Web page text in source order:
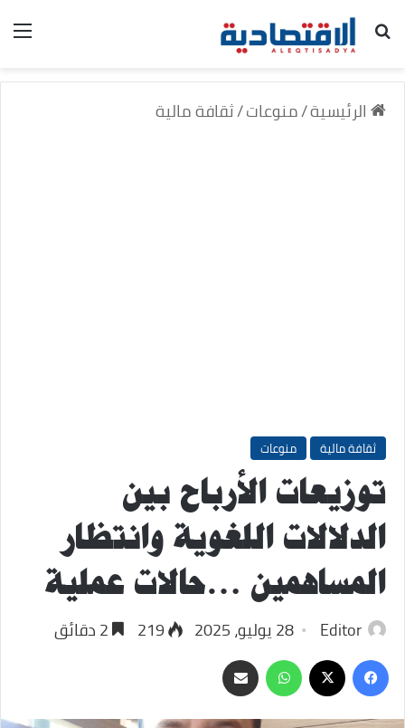
بحث عن
الرئيسية/منوعات/ثقافة مالية
ثقافة مالية منوعات
توزيعات الأرباح بين
الدلالات اللغوية وانتظار
المساهمين …حالات عملية
Editor 28 يوليو، 2025 219
فيسبوك
‫X واتسابمشاركة
عبر
البريد